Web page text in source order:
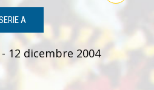
A
12 dicembre 2004